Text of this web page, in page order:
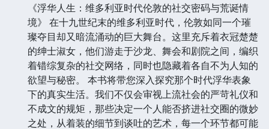
《浮华人生：维多利亚时代伦敦的社交密码与荒诞情
境》 在十九世纪末的维多利亚时代，伦敦如同一个璀
璨夺目却又暗流涌动的巨大舞台。这里充斥着衣冠楚楚
的绅士淑女，他们游走于沙龙、舞会和剧院之间，编织
着错综复杂的社交网络，同时也隐藏着各自不为人知的
欲望与秘密。 本书将带您深入探究那个时代浮华表象
下的真实生活。我们不仅会审视上流社会的严苛礼仪和
不成文的规矩，那些决定一个人能否挤进社交圈的微妙
之处，从着装的细节到谈吐的艺术，每一个环节都可能